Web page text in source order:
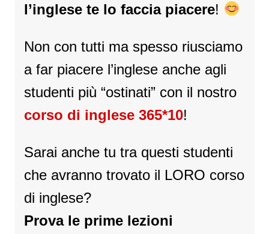
l’inglese te lo faccia piacere!
Non con tutti ma spesso riusciamo
a far piacere l’inglese anche agli
studenti più “ostinati” con il nostro
corso di inglese 365*10!
Sarai anche tu tra questi studenti
che avranno trovato il LORO corso
di inglese?
Prova le prime lezioni